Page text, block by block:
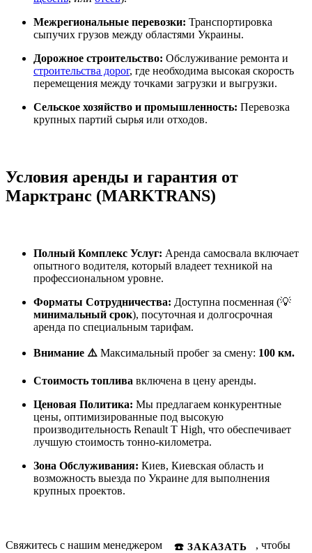
Межрегиональные перевозки: Транспортировка
сыпучих грузов между областями Украины.
Дорожное строительство: Обслуживание ремонта и
строительства дорог, где необходима высокая скорость
перемещения между точками загрузки и выгрузки.
Сельское хозяйство и промышленность: Перевозка
крупных партий сырья или отходов.
Условия аренды и гарантия от
Марктранс (MARKTRANS)
Полный Комплекс Услуг: Аренда самосвала включает
опытного водителя, который владеет техникой на
профессиональном уровне.
Форматы Сотрудничества: Доступна посменная (💡
минимальный срок), посуточная и долгосрочная
аренда по специальным тарифам.
Внимание ⚠️ Максимальный пробег за смену: 100 км.
Стоимость топлива включена в цену аренды.
Ценовая Политика: Мы предлагаем конкурентные
цены, оптимизированные под высокую
производительность Renault T High, что обеспечивает
лучшую стоимость тонно-километра.
Зона Обслуживания: Киев, Киевская область и
возможность выезда по Украине для выполнения
крупных проектов.
Свяжитесь с нашим менеджером ☎️ ЗАКАЗАТЬ
, чтобы